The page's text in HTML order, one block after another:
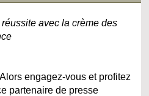
avec la crème des
engagez-vous et profitez
partenaire de presse